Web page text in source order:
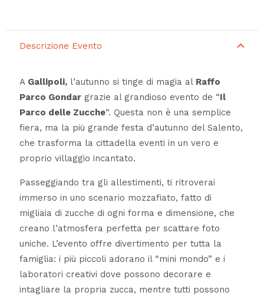
Descrizione Evento
A Gallipoli,l’autunno si tinge di magia al Raffo
Parco Gondargrazie al grandioso evento de “Il
Parco delle Zucche“. Questa non è una semplice
fiera, ma la più grande festa d’autunno del Salento,
che trasforma la cittadella eventi in un vero e
proprio villaggio incantato.
Passeggiando tra gli allestimenti, ti ritroverai
immerso in uno scenario mozzafiato, fatto di
migliaia di zucche di ogni forma e dimensione, che
creano l’atmosfera perfetta per scattare foto
uniche. L’evento offre divertimento per tutta la
famiglia: i più piccoli adorano il “mini mondo” e i
laboratori creativi dove possono decorare e
intagliare la propria zucca, mentre tutti possono